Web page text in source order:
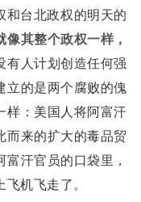
台北政权的明天的
其整个政权一样，
有人计划创造任何强
的是两个腐败的傀
：美国人将阿富汗
而来的扩大的毒品贸
汗官员的口袋里，
机飞走了。